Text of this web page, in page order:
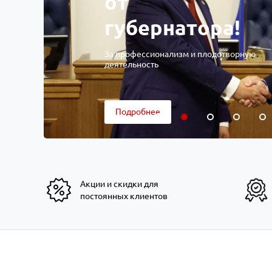
губернатора!
За профессионализм и плодотворную
деятельность
Подробнее
Акции и скидки для
постоянных клиентов